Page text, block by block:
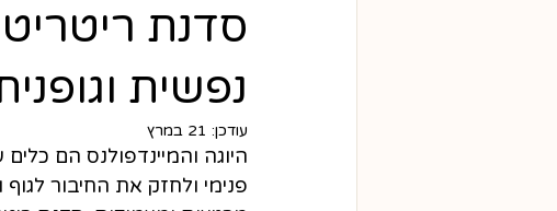
סדנת
נפשית
עודכן: 21 במרץ
היוגה והמיינדפולנס הם
פנימי ולחזק את החיבור